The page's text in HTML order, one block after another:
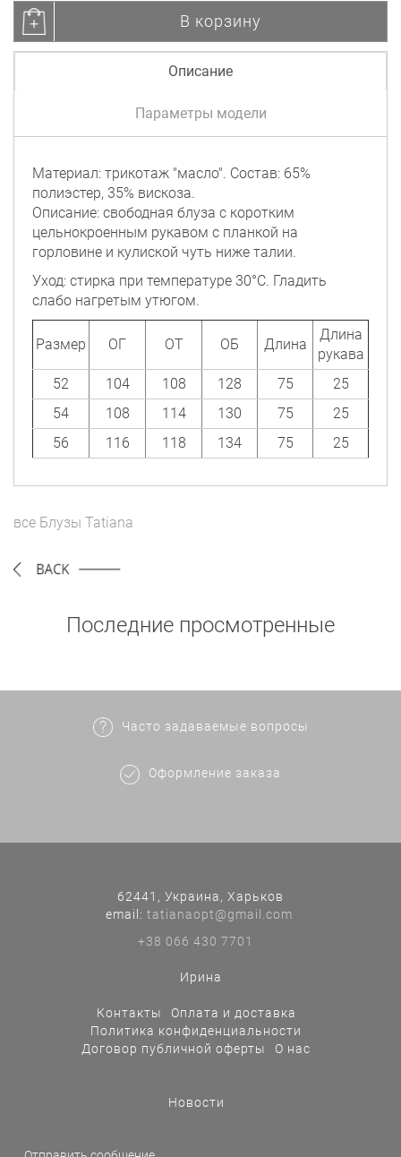
В корзину
Описание
Параметры модели
Материал: трикотаж "масло". Состав: 65%
полиэстер, 35% вискоза.
Описание: свободная блуза с коротким
цельнокроенным рукавом с планкой на
горловине и кулиской чуть ниже талии.
Уход: стирка при температуре 30°C. Гладить
слабо нагретым утюгом.
Размер ОГ ОТ ОБ Длина
Длина
рукава
52
104 108 128 75
25
54
108 114 130 75
25
56
116 118 134 75 25
все Блузы Tatiana
Последние просмотренные
Часто задаваемые вопросы
Оформление заказа
62441, Украина, Харьков
еmail: tatianaopt@gmail.com
+38 066 430 7701
Ирина
Контакты
Оплата и доставка
Политика конфиденциальности
Договор публичной оферты
О нас
Новости